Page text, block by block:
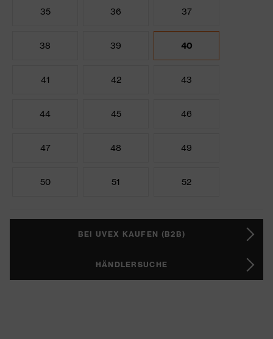
35 36 37
38 39 40
41 42 43
44 45 46
47 48 49
50 51 52
BEI UVEX KAUFEN (B2B)
HÄNDLERSUCHE